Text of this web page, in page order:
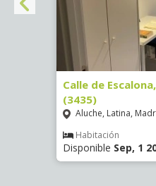
Calle de
(3435)
Aluche, Latina,
Habitación
Disponible Sep, 1